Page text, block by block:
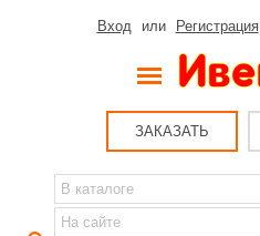
Вход или Регистрация
ЗАКАЗАТЬ